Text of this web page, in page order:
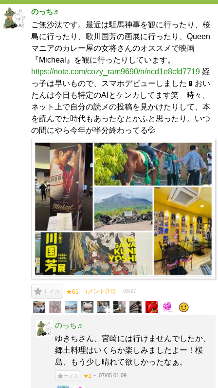
のっち♬
ご無沙汰です。最近は駈馬神事を観に行ったり、桜
島に行ったり、歌川国芳の画展に行ったり、Queen
マニアのカレー屋の女将さんのオススメで映画
『Micheal』を観に行ったりしています。
https://note.com/cozy_ram9690/n/ncd1e8cfd7719 姪
っ子は早いもので、スマホデビューしました📱おい
たんは今日も特定のAIとケンカしてます笑 時々、
ネット上で自分の読メの投稿を見かけたりして、本
を読んでた時代もあったなとかふと思ったり。いつ
の間にやら今年が半分終わってる💦
ナイス ★61 コメント(10) 06/27
のっち♬
ゆきちさん、宮崎には行けませんでしたか、
郷土料理はいくらか楽しみましたよー！桜
島、もう少し晴れて欲しかったなぁ。
ナイス ★2 07/05 01:09